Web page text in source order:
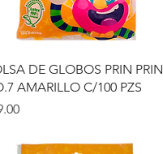
Vista rápida
DE GLOBOS PRIN PRIN
AMARILLO C/100 PZS